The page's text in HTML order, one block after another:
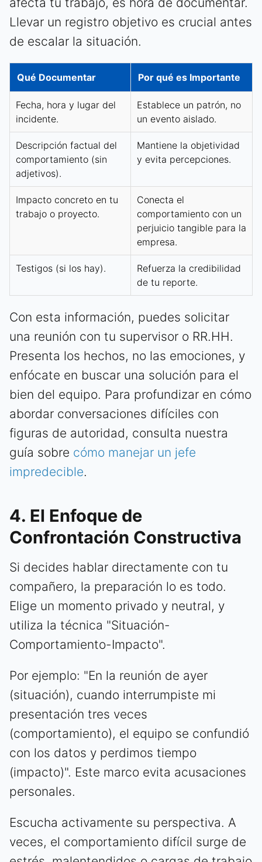
Llevar un registro objetivo es crucial antes
de escalar la situación.
Qué Documentar Por qué es Importante
Fecha, hora y lugar del
incidente.
Establece un patrón, no
un evento aislado.
Descripción factual del
comportamiento (sin
adjetivos).
Mantiene la objetividad
y evita percepciones.
Impacto concreto en tu
trabajo o proyecto.
Conecta el
comportamiento con un
perjuicio tangible para la
empresa.
Testigos (si los hay).
Refuerza la credibilidad
de tu reporte.
Con esta información, puedes solicitar
una reunión con tu supervisor o RR.HH.
Presenta los hechos, no las emociones, y
enfócate en buscar una solución para el
bien del equipo. Para profundizar en cómo
abordar conversaciones difíciles con
figuras de autoridad, consulta nuestra
guía sobre cómo manejar un jefe
impredecible.
4. El Enfoque de
Confrontación Constructiva
Si decides hablar directamente con tu
compañero, la preparación lo es todo.
Elige un momento privado y neutral, y
utiliza la técnica "Situación-
Comportamiento-Impacto".
Por ejemplo: "En la reunión de ayer
(situación), cuando interrumpiste mi
presentación tres veces
(comportamiento), el equipo se confundió
con los datos y perdimos tiempo
(impacto)". Este marco evita acusaciones
personales.
Escucha activamente su perspectiva. A
veces, el comportamiento difícil surge de